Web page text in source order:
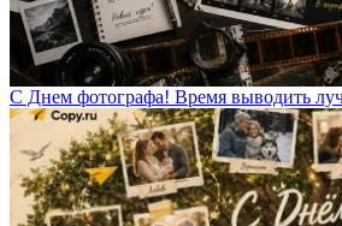
С Днем фотографа! Время выводить